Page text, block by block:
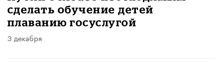
сделать обучение детей
плаванию госуслугой
3 декабря